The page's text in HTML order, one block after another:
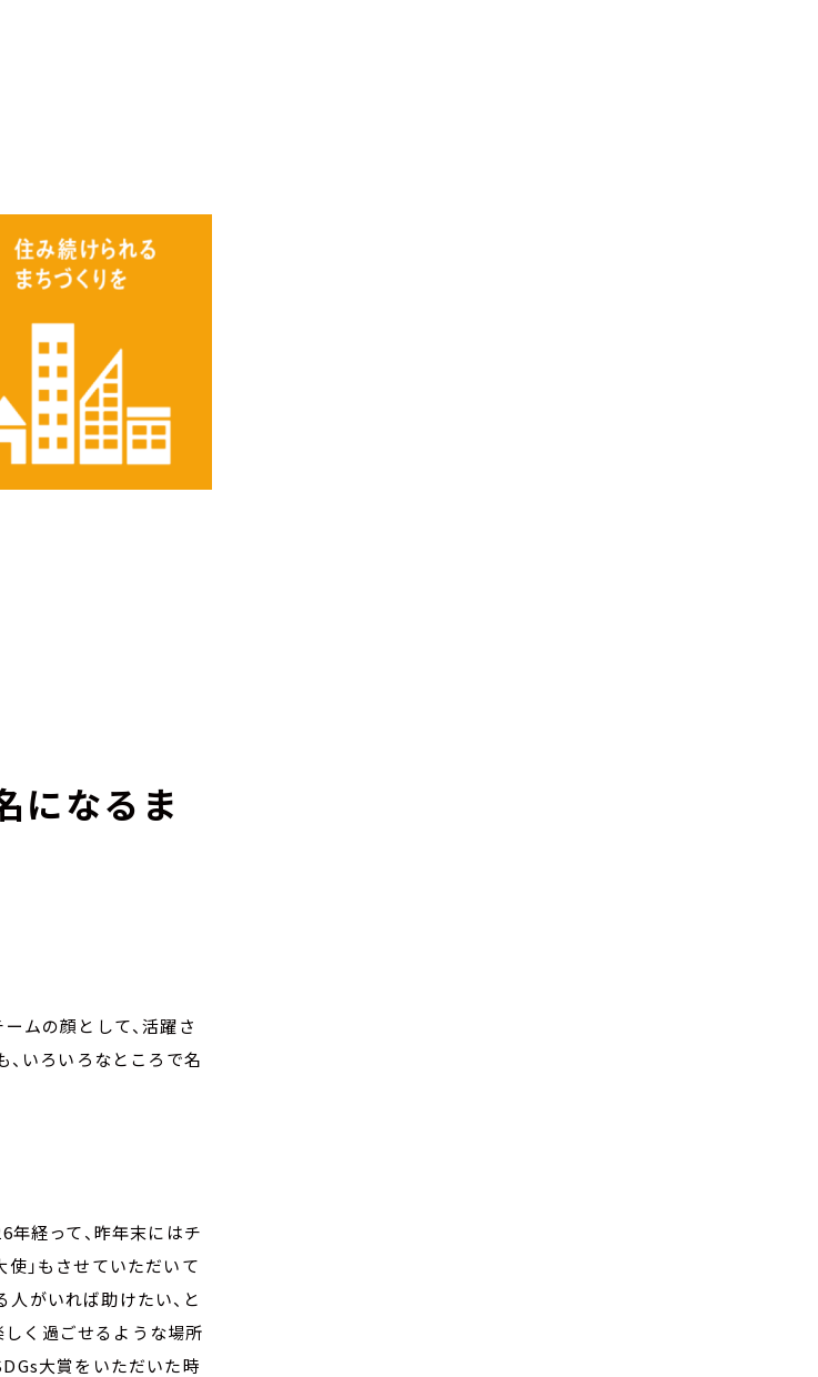
になるま
ームの顔として、活躍さ
、いろいろなところで名
経って、昨年末にはチ
」もさせていただいて
人がいれば助けたい、と
く過ごせるような場所
大賞をいただいた時